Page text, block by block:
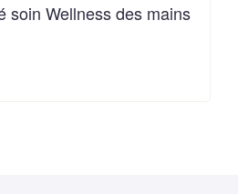
soin Wellness des mains